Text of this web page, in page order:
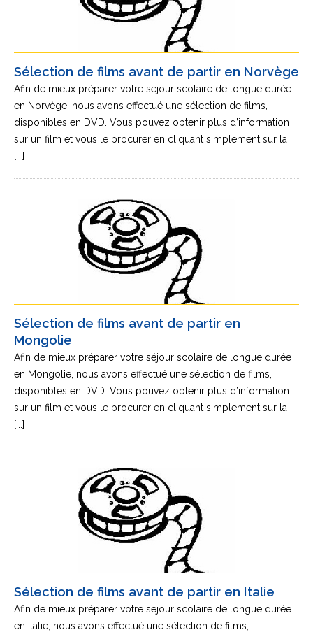
Sélection de films avant de partir en Norvège
Afin de mieux préparer votre séjour scolaire de longue durée
en Norvège, nous avons effectué une sélection de films,
disponibles en DVD. Vous pouvez obtenir plus d’information
sur un film et vous le procurer en cliquant simplement sur la
[...]
Sélection de films avant de partir en
Mongolie
Afin de mieux préparer votre séjour scolaire de longue durée
en Mongolie, nous avons effectué une sélection de films,
disponibles en DVD. Vous pouvez obtenir plus d’information
sur un film et vous le procurer en cliquant simplement sur la
[...]
Sélection de films avant de partir en Italie
Afin de mieux préparer votre séjour scolaire de longue durée
en Italie, nous avons effectué une sélection de films,